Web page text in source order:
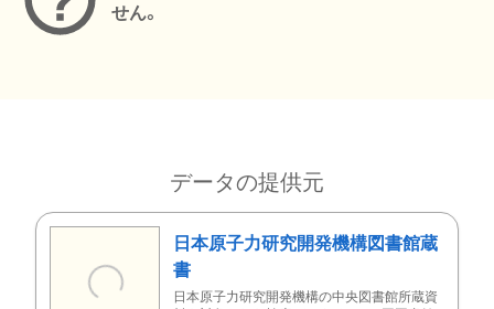
せん。
データの提供元
日本原子力研究開発機構図書館蔵
書
日本原子力研究開発機構の中央図書館所蔵資